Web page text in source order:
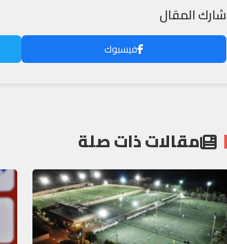
شارك المقال
فيسبوك
مقالات ذات صلة